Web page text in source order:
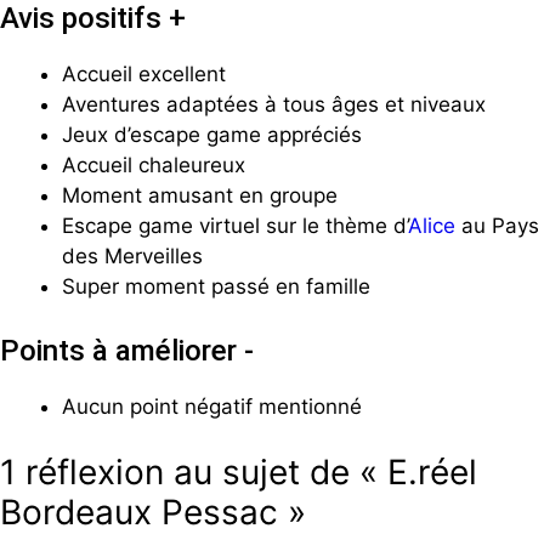
Avis positifs +
Accueil excellent
Aventures adaptées à tous âges et niveaux
Jeux d’escape game appréciés
Accueil chaleureux
Moment amusant en groupe
Escape game virtuel sur le thème d’Alice au Pays
des Merveilles
Super moment passé en famille
Points à améliorer -
Aucun point négatif mentionné
1 réflexion au sujet de « E.réel
Bordeaux Pessac »